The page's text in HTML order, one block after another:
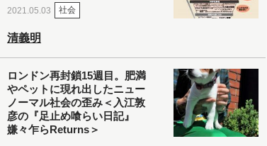
2021.05.03 社会
清義明
ロンドン再封鎖15週目。肥満
やペットに現れ出したニュー
ノーマル社会の歪み＜入江敦
彦の『足止め喰らい日記』
嫌々乍らReturns＞